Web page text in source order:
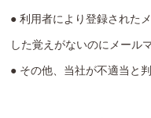
● 利用者により登録された
した覚えがないのにメール
● その他、当社が不適当と